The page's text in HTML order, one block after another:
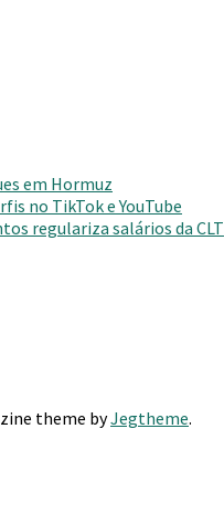
em Hormuz
no TikTok e YouTube
regulariza salários da CLT
theme byJegtheme.